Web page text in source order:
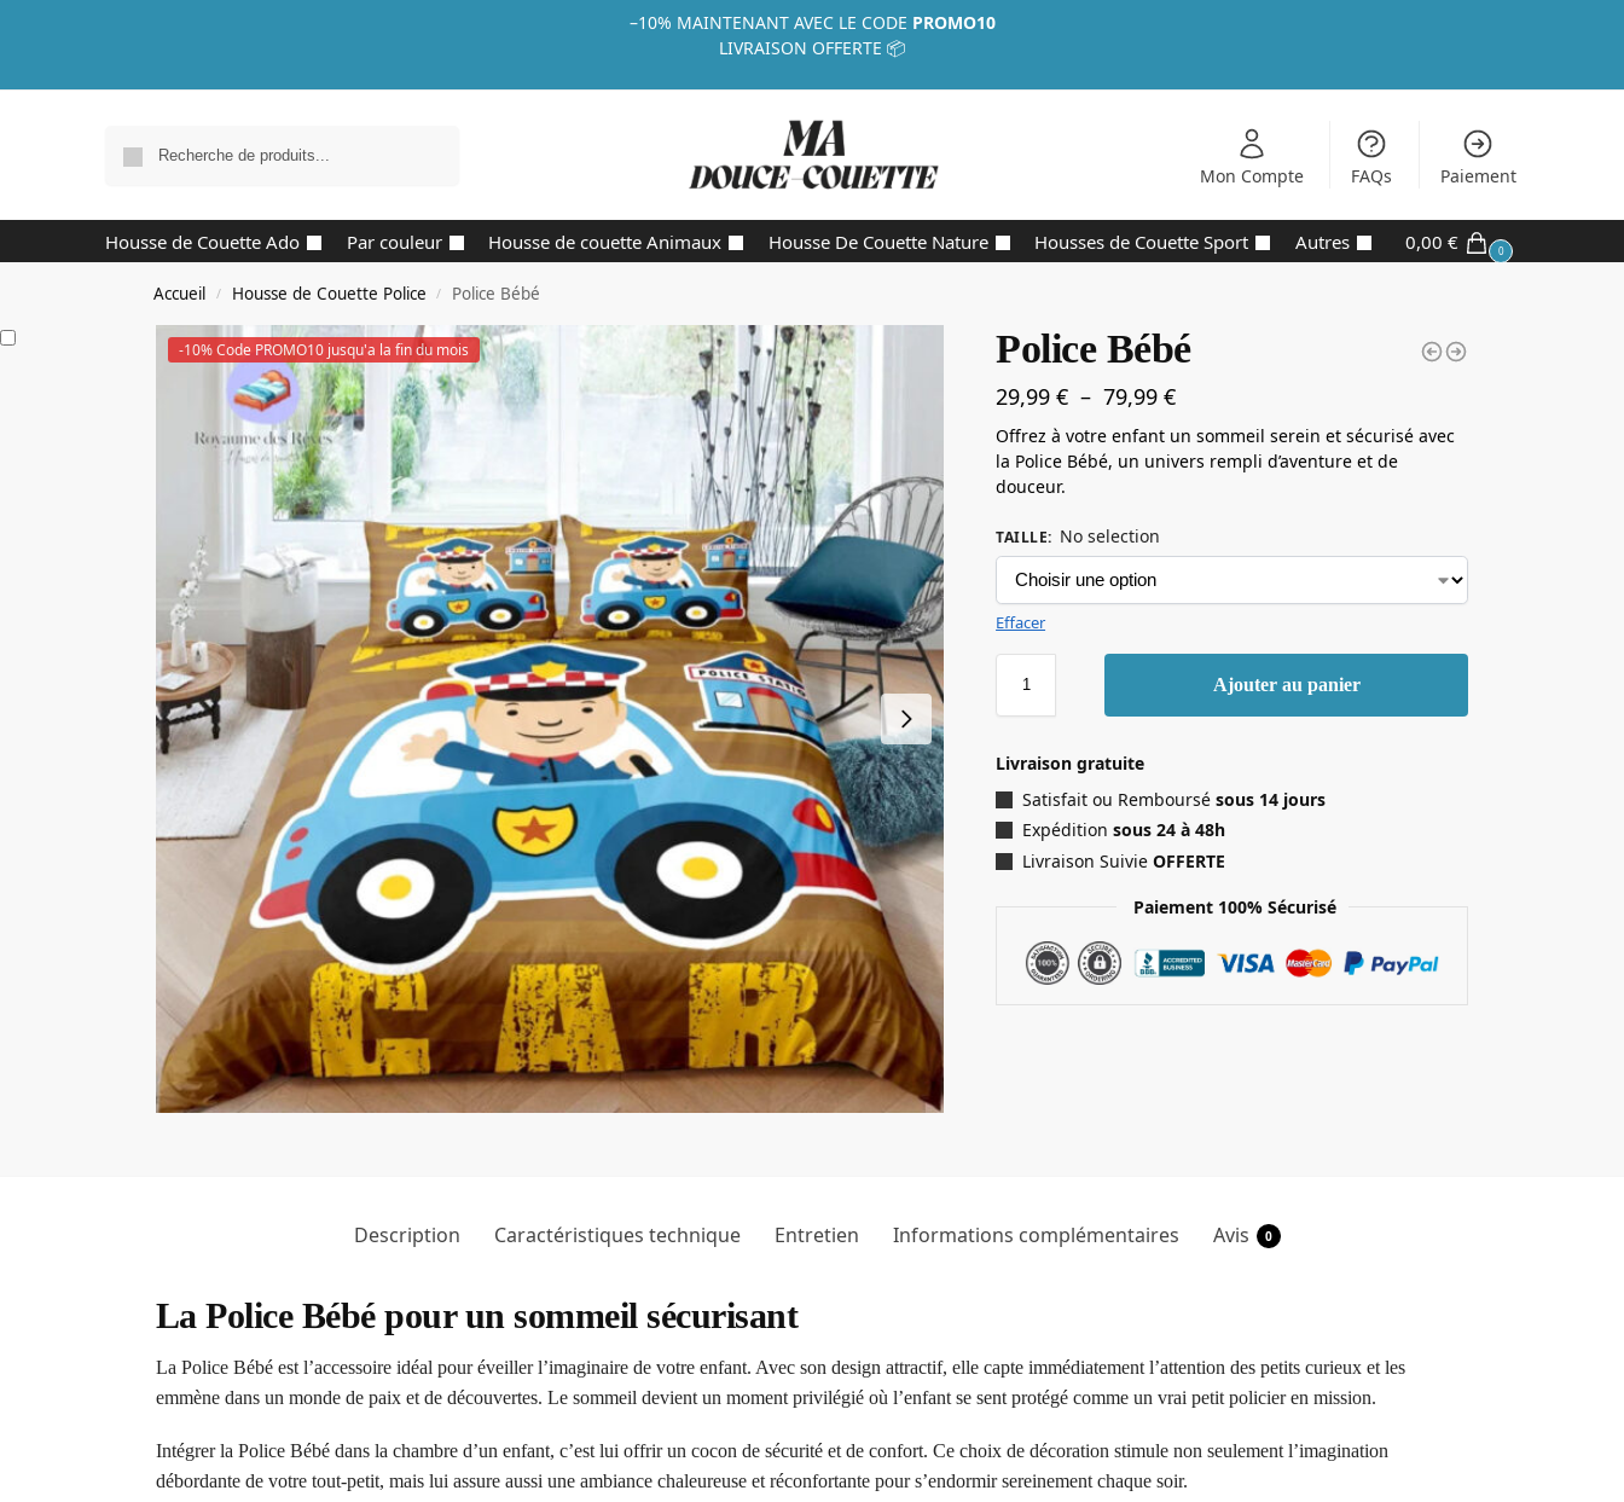
–10% MAINTENANT AVEC LE CODE PROMO10
LIVRAISON OFFERTE 📦
Mon Compte FAQs Paiement
Housse de Couette Ado Par couleur Housse de couette Animaux Housse De Couette Nature Housses de Couette Sport Autres 0,00 € 0
Accueil / Housse de Couette Police / Police Bébé
-10% Code PROMO10 jusqu'a la fin du mois Police Bébé
29,99€ – 79,99€
Offrez à votre enfant un sommeil serein et sécurisé avec
la Police Bébé, un univers rempli d’aventure et de
douceur.
TAILLE: No selection
Effacer
Ajouter au panier
Livraison gratuite
Satisfait ou Remboursésous 14 jours
Expédition sous 24 à 48h
Livraison SuivieOFFERTE
Paiement 100% Sécurisé
Description Caractéristiques technique Entretien Informations complémentaires Avis 0
La Police Bébé pour un sommeil sécurisant
La Police Bébé est l’accessoire idéal pour éveiller l’imaginaire de votre enfant. Avec son design attractif, elle capte immédiatement l’attention des petits curieux et les
emmène dans un monde de paix et de découvertes. Le sommeil devient un moment privilégié où l’enfant se sent protégé comme un vrai petit policier en mission.
Intégrer la Police Bébé dans la chambre d’un enfant, c’est lui offrir un cocon de sécurité et de confort. Ce choix de décoration stimule non seulement l’imagination
débordante de votre tout-petit, mais lui assure aussi une ambiance chaleureuse et réconfortante pour s’endormir sereinement chaque soir.